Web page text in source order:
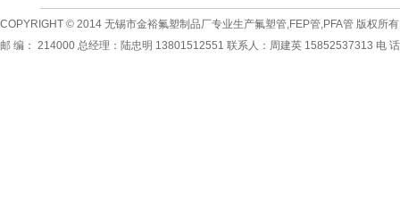
COPYRIGHT © 2014 无锡市金裕氟塑制品厂专业生产氟塑管,FEP管,PFA管 版权所有
邮 编： 214000 总经理：陆忠明 13801512551 联系人：周建英 15852537313